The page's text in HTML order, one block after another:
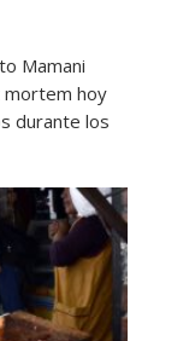
Mamani
mortem hoy
durante los